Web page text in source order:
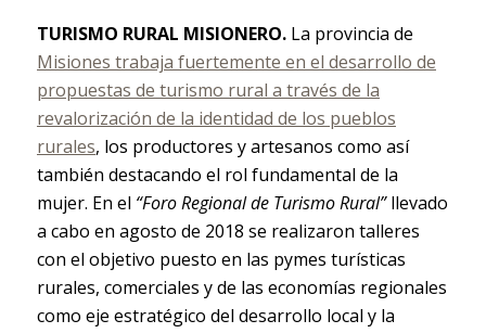
TURISMO RURAL MISIONERO.La provincia de
Misiones trabaja fuertemente en el desarrollo de
propuestas de turismo rural a través de la
revalorización de la identidad de los pueblos
rurales, los productores y artesanos como así
también destacando el rol fundamental de la
mujer. En el “Foro Regional de Turismo Rural”llevado
a cabo en agosto de 2018 se realizaron talleres
con el objetivo puesto en las pymes turísticas
rurales, comerciales y de las economías regionales
como eje estratégico del desarrollo local y la